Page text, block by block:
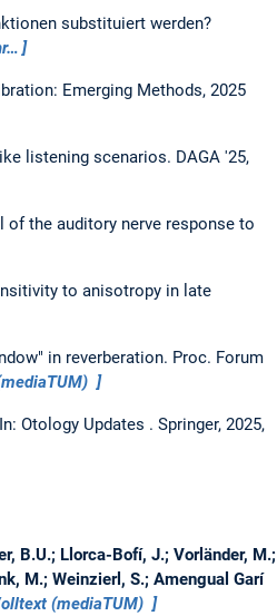
substituiert werden?
Emerging Methods, 2025
listening scenarios. DAGA '25,
of the auditory nerve response to
to anisotropy in late
in reverberation. Proc. Forum
In: Otology Updates . Springer, 2025,
B.U.; Llorca-Bofí, J.; Vorländer, M.;
M.; Weinzierl, S.; Amengual Garí
(mediaTUM)